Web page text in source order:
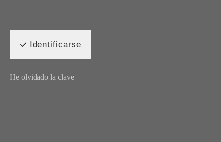
Identificarse
He olvidado la clave